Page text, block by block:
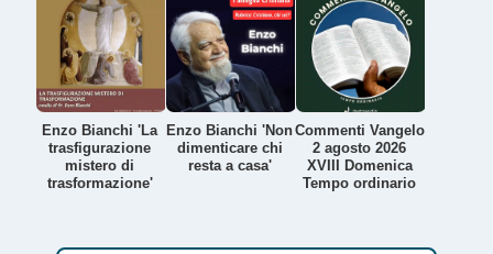
Enzo Bianchi 'La
trasfigurazione
mistero di
trasformazione'
Enzo Bianchi 'Non
dimenticare chi
resta a casa'
Commenti Vangelo
2 agosto 2026
XVIII Domenica
Tempo ordinario